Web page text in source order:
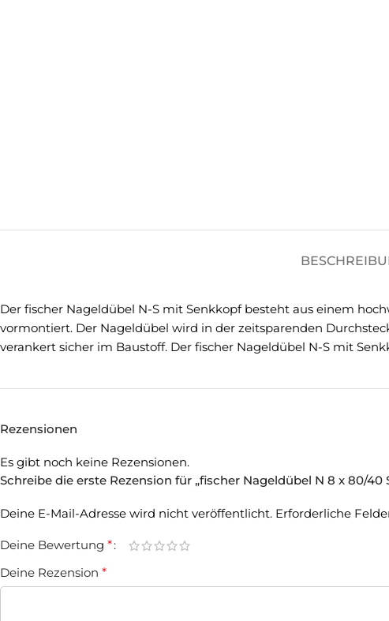
Der fischer Nageldübel N-S mit Senkkopf besteht aus einem
vormontiert. Der Nageldübel wird in der zeitsparenden
verankert sicher im Baustoff. Der fischer Nageldübel N-S mit
Rezensionen
Es gibt noch keine Rezensionen.
Schreibe die erste Rezension für „fischer Nageldübel N 8 x 80/40
Deine E-Mail-Adresse wird nicht veröffentlicht. Erforderliche
Deine Bewertung *
Deine Rezension *